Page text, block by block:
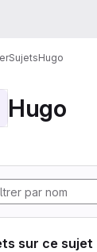
SujetsHugo
Hugo
sur ce sujet